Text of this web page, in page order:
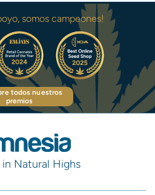
somos campeones!
todos nuestros
premios
in Natural Highs